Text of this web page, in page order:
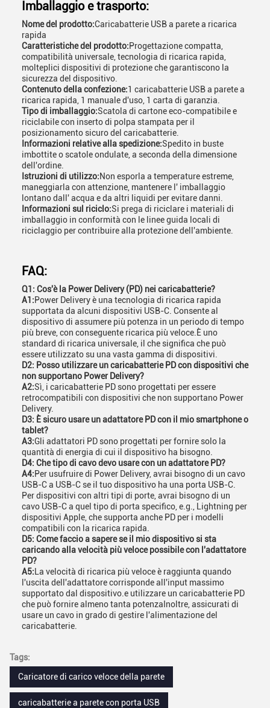
Imballaggio e trasporto:
Nome del prodotto:Caricabatterie USB a parete a ricarica
rapida
Caratteristiche del prodotto:Progettazione compatta,
compatibilità universale, tecnologia di ricarica rapida,
molteplici dispositivi di protezione che garantiscono la
sicurezza del dispositivo.
Contenuto della confezione:1 caricabatterie USB a parete a
ricarica rapida, 1 manuale d'uso, 1 carta di garanzia.
Tipo di imballaggio:Scatola di cartone eco-compatibile e
riciclabile con inserto di polpa stampata per il
posizionamento sicuro del caricabatterie.
Informazioni relative alla spedizione:Spedito in buste
imbottite o scatole ondulate, a seconda della dimensione
dell'ordine.
Istruzioni di utilizzo:Non esporla a temperature estreme,
maneggiarla con attenzione, mantenere l' imballaggio
lontano dall' acqua e da altri liquidi per evitare danni.
Informazioni sul riciclo:Si prega di riciclare i materiali di
imballaggio in conformità con le linee guida locali di
riciclaggio per contribuire alla protezione dell'ambiente.
FAQ:
Q1: Cos'è la Power Delivery (PD) nei caricabatterie?
A1:Power Delivery è una tecnologia di ricarica rapida
supportata da alcuni dispositivi USB-C. Consente al
dispositivo di assumere più potenza in un periodo di tempo
più breve, con conseguente ricarica più veloce.È uno
standard di ricarica universale, il che significa che può
essere utilizzato su una vasta gamma di dispositivi.
D2: Posso utilizzare un caricabatterie PD con dispositivi che
non supportano Power Delivery?
A2:Sì, i caricabatterie PD sono progettati per essere
retrocompatibili con dispositivi che non supportano Power
Delivery.
D3: È sicuro usare un adattatore PD con il mio smartphone o
tablet?
A3:Gli adattatori PD sono progettati per fornire solo la
quantità di energia di cui il dispositivo ha bisogno.
D4: Che tipo di cavo devo usare con un adattatore PD?
A4:Per usufruire di Power Delivery, avrai bisogno di un cavo
USB-C a USB-C se il tuo dispositivo ha una porta USB-C.
Per dispositivi con altri tipi di porte, avrai bisogno di un
cavo USB-C a quel tipo di porta specifico, e.g., Lightning per
dispositivi Apple, che supporta anche PD per i modelli
compatibili con la ricarica rapida.
D5: Come faccio a sapere se il mio dispositivo si sta
caricando alla velocità più veloce possibile con l'adattatore
PD?
A5: La velocità di ricarica più veloce è raggiunta quando
l'uscita dell'adattatore corrisponde all'input massimo
supportato dal dispositivo.e utilizzare un caricabatterie PD
che può fornire almeno tanta potenzaInoltre, assicurati di
usare un cavo in grado di gestire l'alimentazione del
caricabatterie.
Tags:
Caricatore di carico veloce della parete
caricabatterie a parete con porta USB